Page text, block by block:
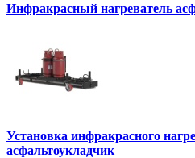
Инфракрасный нагреватель
Установка инфракрасного
асфальтоукладчик